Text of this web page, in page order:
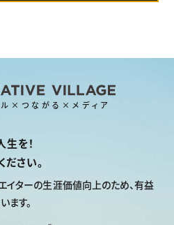
ル×つながる×メディア
を！
さい。
イターの生涯価値向上のため、有益
ます。